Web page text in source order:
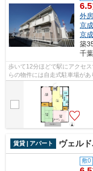
6.5
外
京
京
築
千
歩いて12分ほどで駅にアクセ
らの物件には自走式駐車場が
わざゴミを捨てに行く手間が省
賃貸 | アパート ヴェル
敷0